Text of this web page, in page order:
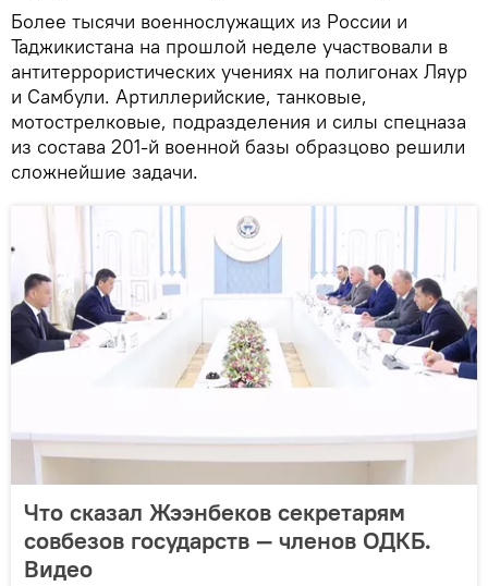
Более тысячи военнослужащих из России и
Таджикистана на прошлой неделе участвовали в
антитеррористических учениях на полигонах Ляур
и Самбули. Артиллерийские, танковые,
мотострелковые, подразделения и силы спецназа
из состава 201-й военной базы образцово решили
сложнейшие задачи.
Что сказал Жээнбеков секретарям
совбезов государств — членов ОДКБ.
Видео